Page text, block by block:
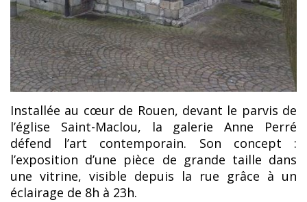
Installée au cœur de Rouen, devant le parvis de
l’église Saint-Maclou, la galerie Anne Perré
défend l’art contemporain. Son concept :
l’exposition d’une pièce de grande taille dans
une vitrine, visible depuis la rue grâce à un
éclairage de 8h à 23h.